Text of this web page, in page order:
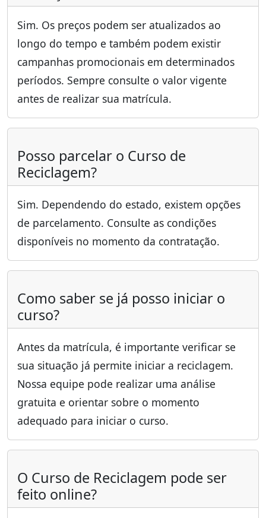
Sim. Os preços podem ser atualizados ao
longo do tempo e também podem existir
campanhas promocionais em determinados
períodos. Sempre consulte o valor vigente
antes de realizar sua matrícula.
Posso parcelar o Curso de
Reciclagem?
Sim. Dependendo do estado, existem opções
de parcelamento. Consulte as condições
disponíveis no momento da contratação.
Como saber se já posso iniciar o
curso?
Antes da matrícula, é importante verificar se
sua situação já permite iniciar a reciclagem.
Nossa equipe pode realizar uma análise
gratuita e orientar sobre o momento
adequado para iniciar o curso.
O Curso de Reciclagem pode ser
feito online?